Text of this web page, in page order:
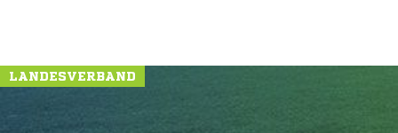
LANDESVERBAND